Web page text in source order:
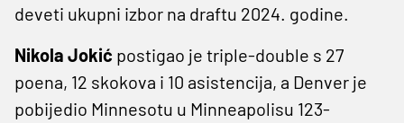
deveti ukupni izbor na draftu 2024. godine.
Nikola Jokić postigao je triple-double s 27
poena, 12 skokova i 10 asistencija, a Denver je
pobijedio Minnesotu u Minneapolisu 123-